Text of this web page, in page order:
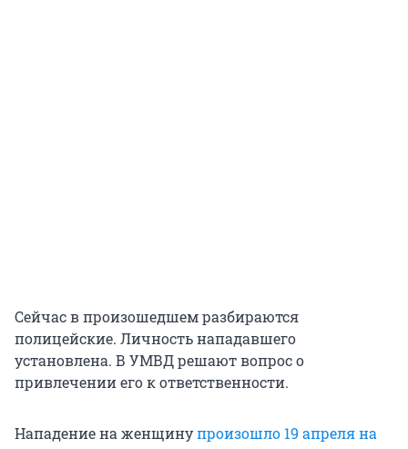
Сейчас в произошедшем разбираются
полицейские. Личность нападавшего
установлена. В УМВД решают вопрос о
привлечении его к ответственности.
Нападение на женщинупроизошло 19 апреля на